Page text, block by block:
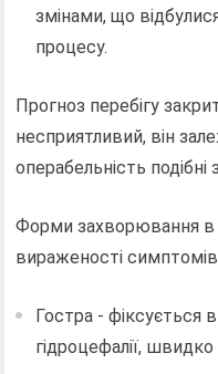
змінами, що
процесу.
Прогноз перебігу
несприятливий, він
операбельність подібні
Форми захворювання в
вираженості
Гостра - фіксується в
гідроцефалії,